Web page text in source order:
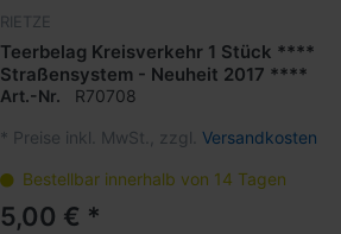
RIETZE
Teerbelag Kreisverkehr 1 Stück ****
Straßensystem - Neuheit 2017 ****
Art.-Nr. R70708
* Preise inkl. MwSt., zzgl. Versandkosten
Bestellbar innerhalb von 14 Tagen
5,00 € *